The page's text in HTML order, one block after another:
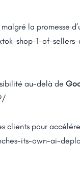
la promesse
shop-1-of-
au-delà de
clients pour
its-own-ai-